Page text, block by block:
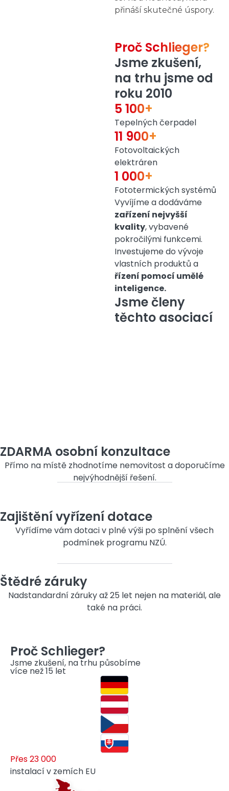
přináší skutečné úspory.
Proč Schlieger?
Jsme zkušení,
na trhu jsme od
roku 2010
5 100+
Tepelných čerpadel
11 900+
Fotovoltaických
elektráren
1 000+
Fototermických systémů
Vyvíjíme a dodáváme
zařízení nejvyšší
kvality, vybavené
pokročilými funkcemi.
Investujeme do vývoje
vlastních produktů a
řízení pomocí umělé
inteligence.
Jsme členy
těchto asociací
ZDARMA osobní konzultace
Přímo na místě zhodnotíme nemovitost a doporučíme
nejvýhodnější řešení.
Zajištění vyřízení dotace
Vyřídíme vám dotaci v plné výši po splnění všech
podmínek programu NZÚ.
Štědré záruky
Nadstandardní záruky až 25 let nejen na materiál, ale
také na práci.
Proč Schlieger?
Jsme zkušení, na trhu působíme
více než 15 let
Přes 23 000
instalací v zemích EU